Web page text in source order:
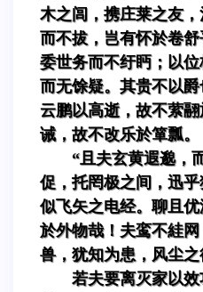
木之闾，携庄莱之友
而不拔，岂有怀於卷
委世务而不纡眄；以
而无馀疑。其贵不以
云鹏以高逝，故不萦
诫，故不改乐於箪瓢。
“且夫玄黄遐邈，
促，托罔极之间，迅
似飞矢之电经。聊且
於外物哉！夫鸾不絓
兽，犹知为患，风尘
若夫要离灭家以